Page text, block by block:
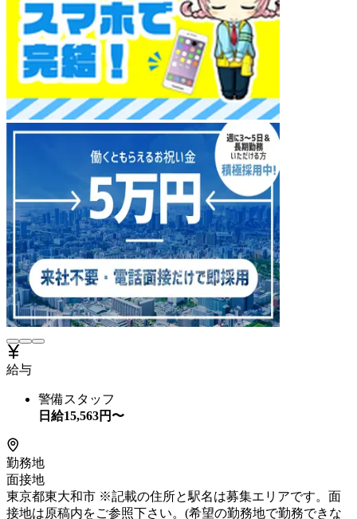
給与
警備スタッフ
日給15,563円〜
勤務地
面接地
東京都東大和市 ※記載の住所と駅名は募集エリアです。面
接地は原稿内をご参照下さい。(希望の勤務地で勤務できな